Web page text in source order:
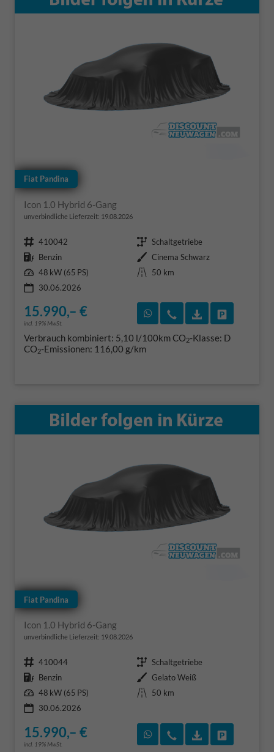
Fiat Pandina
Icon 1.0 Hybrid 6-Gang
unverbindliche Lieferzeit: 19.08.2026
Fahrzeugnr. 410042 Getriebe Schaltgetriebe
Kraftstoff Benzin Außenfarbe Cinema Schwarz
Leistung 48 kW (65 PS) Kilometerstand
50 km
30.06.2026
15.990,– €
incl. 19% MwSt.
Rückruf vereinbaren
Wir rufen Sie an
Verbrauch kombiniert: 5,10 l/100kmCO2-Klasse: D
CO2-Emissionen: 116,00 g/km
Fiat Pandina
Icon 1.0 Hybrid 6-Gang
unverbindliche Lieferzeit: 19.08.2026
Fahrzeugnr. 410044 Getriebe Schaltgetriebe
Kraftstoff Benzin Außenfarbe Gelato Weiß
Leistung 48 kW (65 PS) Kilometerstand
50 km
30.06.2026
15.990,– €
incl. 19% MwSt.
Rückruf vereinbaren
Wir rufen Sie an